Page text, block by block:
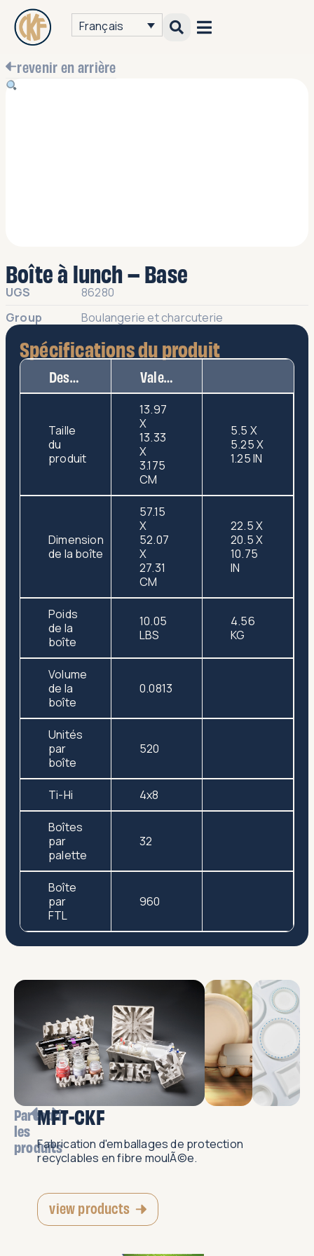
Français
revenir en arrière
Boîte à lunch – Base
UGS
86280
Group
Boulangerie et charcuterie
Spécifications du produit
Description Valeur
Taille
du
produit
13.97
X
13.33
X
3.175
CM
5.5 X
5.25 X
1.25 IN
Dimension
de la boîte
57.15
X
52.07
X
27.31
CM
22.5 X
20.5 X
10.75
IN
Poids
de la
boîte
10.05
LBS
4.56
KG
Volume
de la
boîte
0.0813
Unités
par
boîte
520
Ti-Hi 4x8
Boîtes
par
palette
32
Boîte
par
FTL
960
Parcourir
les
produits
MFT-CKF
Fabrication d'emballages de protection
recyclables en fibre moulÃ©e.
view products